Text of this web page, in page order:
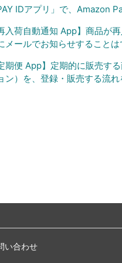
IDアプリ」で、Amazon
入荷自動通知 App】商品が
メールでお知らせすること
期便 App】定期的に販売す
ン）を、登録・販売する流
い合わせ